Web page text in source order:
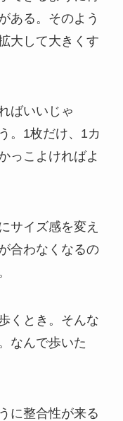
ある。そのよう
大して大きくす
ばいいじゃ
。1枚だけ、1カ
っこよければよ
サイズ感を変え
合わなくなるの
くとき。そんな
なんで歩いた
に整合性が来る